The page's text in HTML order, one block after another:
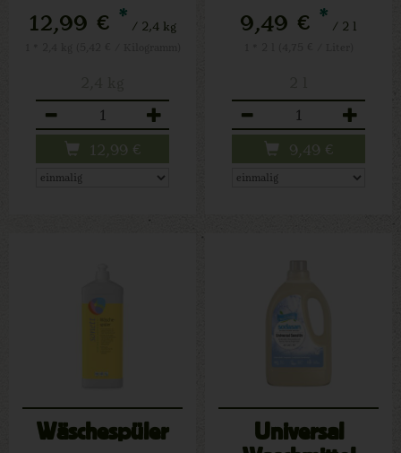
12,99 € * / 2,4 kg
12,99 €
9,49 € * / 2 l
9,49 €
Wäschespüler
Universal